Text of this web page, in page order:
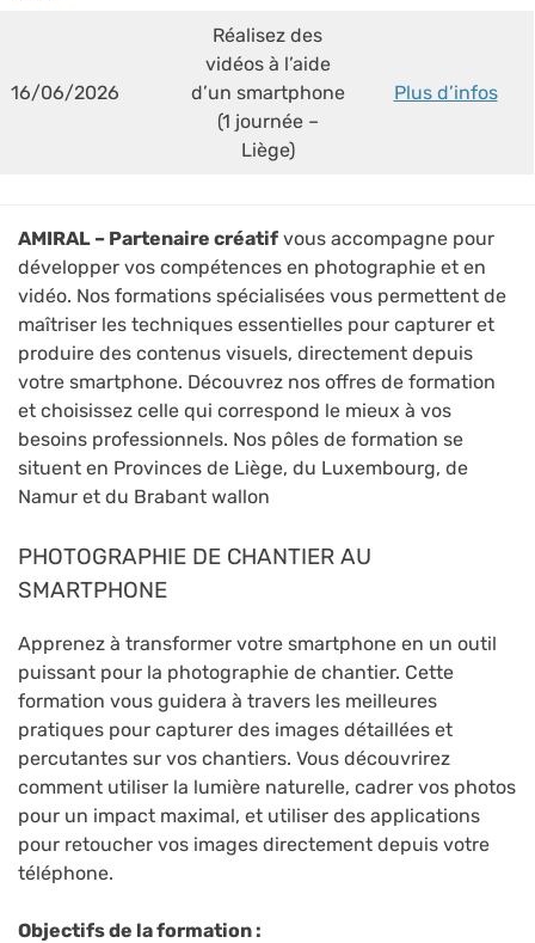
16/06/2026
Réalisez des
vidéos à l’aide
d’un smartphone
(1 journée –
Liège)
Plus d’infos
AMIRAL – Partenaire créatif vous accompagne pour
développer vos compétences en photographie et en
vidéo. Nos formations spécialisées vous permettent de
maîtriser les techniques essentielles pour capturer et
produire des contenus visuels, directement depuis
votre smartphone. Découvrez nos offres de formation
et choisissez celle qui correspond le mieux à vos
besoins professionnels. Nos pôles de formation se
situent en Provinces de Liège, du Luxembourg, de
Namur et du Brabant wallon
PHOTOGRAPHIE DE CHANTIER AU
SMARTPHONE
Apprenez à transformer votre smartphone en un outil
puissant pour la photographie de chantier. Cette
formation vous guidera à travers les meilleures
pratiques pour capturer des images détaillées et
percutantes sur vos chantiers. Vous découvrirez
comment utiliser la lumière naturelle, cadrer vos photos
pour un impact maximal, et utiliser des applications
pour retoucher vos images directement depuis votre
téléphone.
Objectifs de la formation :